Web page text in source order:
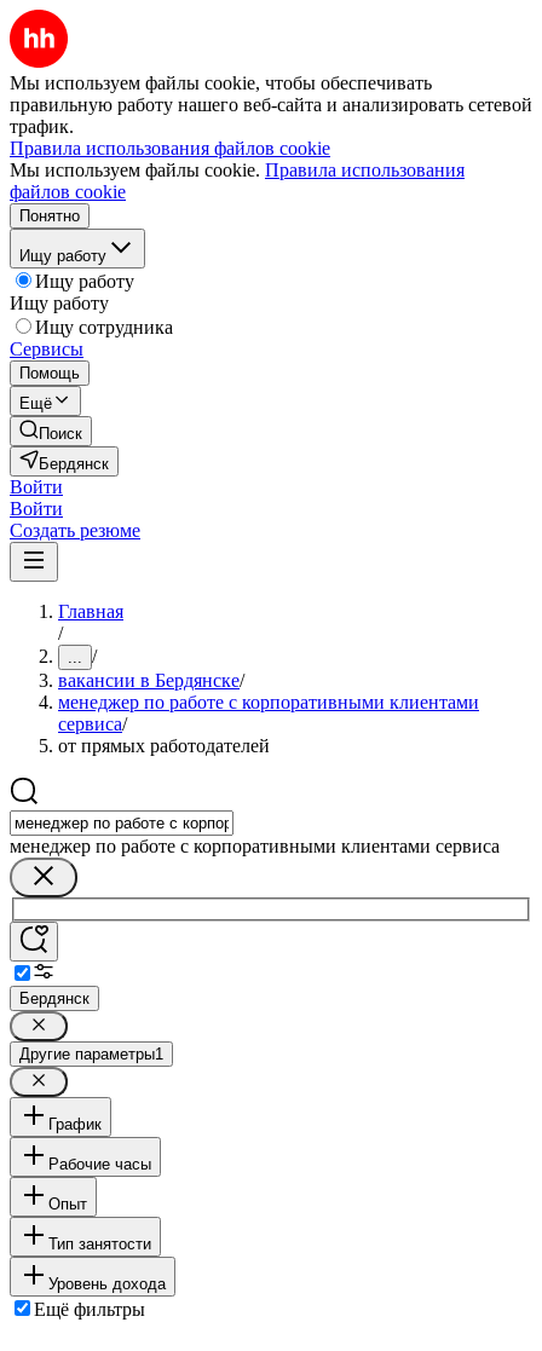
Мы используем файлы cookie, чтобы обеспечивать
правильную работу нашего веб-сайта и анализировать сетевой
трафик.
Правила использования файлов cookie
Мы используем файлы cookie. Правила использования
файлов cookie
Понятно
Ищу работу
Ищу работу
Ищу работу
Ищу сотрудника
Сервисы
Помощь
Ещё
Поиск
Бердянск
Войти
Войти
Создать резюме
Главная
/
... /
вакансии в Бердянске/
менеджер по работе с корпоративными клиентами
сервиса/
от прямых работодателей
менеджер по работе с корпоративными клиентами сервиса
Бердянск
Другие параметры1
График
Рабочие часы
Опыт
Тип занятости
Уровень дохода
Ещё фильтры